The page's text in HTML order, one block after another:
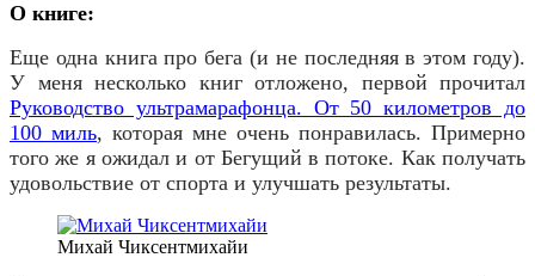
О книге:
Еще одна книга про бега (и не последняя в этом году).
У меня несколько книг отложено, первой прочитал
Руководство ультрамарафонца. От 50 километров до
100 миль, которая мне очень понравилась. Примерно
того же я ожидал и от Бегущий в потоке. Как получать
удовольствие от спорта и улучшать результаты.
Михай Чиксентмихайи